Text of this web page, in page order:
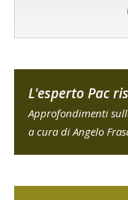
L'esperto Pac
Approfondimenti
a cura di Angelo